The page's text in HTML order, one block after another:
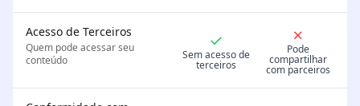
Acesso de Terceiros
Quem pode acessar seu
conteúdo
✓
Sem acesso de
terceiros
✗
Pode
compartilhar
com parceiros